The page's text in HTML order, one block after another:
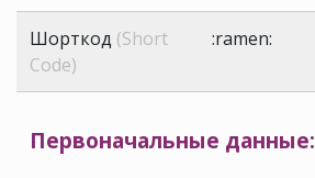
Шорткод (Short
Code)
:ramen:
Первоначальные данные: